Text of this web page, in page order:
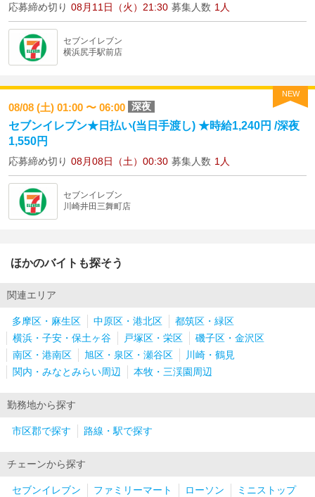
応募締め切り 08月11日（火）21:30 募集人数 1人
セブンイレブン
横浜尻手駅前店
NEW
08/08 (土) 01:00 〜 06:00 深夜
セブンイレブン★日払い(当日手渡し) ★時給1,240円 /深夜
1,550円
応募締め切り 08月08日（土）00:30 募集人数 1人
セブンイレブン
川崎井田三舞町店
ほかのバイトも探そう
関連エリア
多摩区・麻生区 中原区・港北区
都筑区・緑区
横浜・子安・保土ヶ谷
戸塚区・栄区
磯子区・金沢区
南区・港南区
旭区・泉区・瀬谷区
川崎・鶴見
関内・みなとみらい周辺
本牧・三渓園周辺
勤務地から探す
市区郡で探す 路線・駅で探す
チェーンから探す
セブンイレブン ファミリーマート ローソン ミニストップ